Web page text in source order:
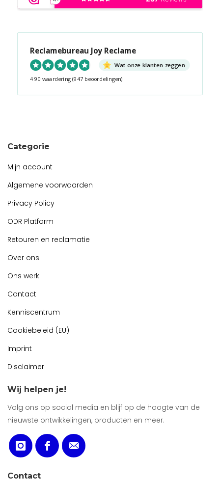
Reclamebureau Joy Reclame
Wat onze klanten zeggen
4.90 waardering (947 beoordelingen)
Categorie
Mijn account
Algemene voorwaarden
Privacy Policy
ODR Platform
Retouren en reclamatie
Over ons
Ons werk
Contact
Kenniscentrum
Cookiebeleid (EU)
Imprint
Disclaimer
Wij helpen je!
Volg ons op social media en blijf op de hoogte van de
nieuwste ontwikkelingen, producten en meer.
Contact